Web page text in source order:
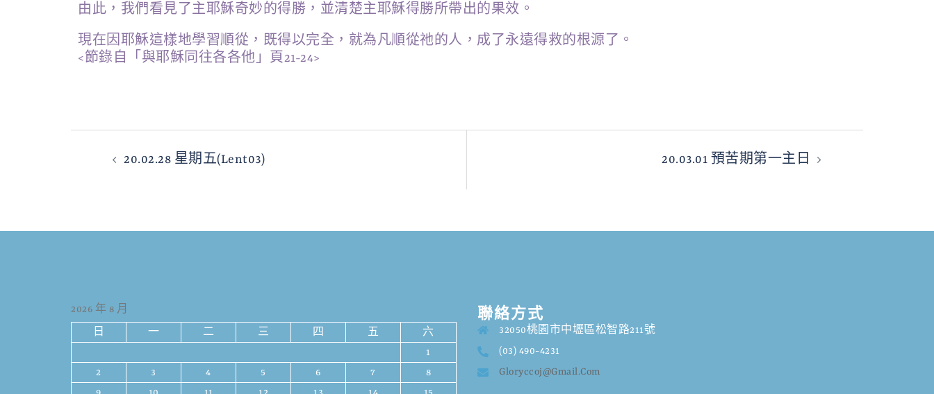
由此，我們看見了主耶穌奇妙的得勝，並清楚主耶穌得勝所帶出的果效。
現在因耶穌這樣地學習順從，既得以完全，就為凡順從祂的人，成了永遠得救的根源了。
<節錄自「與耶穌同往各各他」頁21-24>
20.02.28 星期五(Lent03) 20.03.01 預苦期第一主日
2026 年 8 月
日 一 二 三 四 五
六
1
2
3 4 5 6 7
8
聯絡方式
32050桃園市中壢區松智路211號
(03) 490-4231
Gloryccoj@gmail.com